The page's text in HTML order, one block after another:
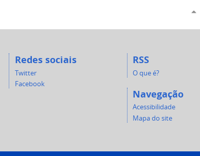
Redes sociais
Twitter
Facebook
RSS
O que é?
Navegação
Acessibilidade
Mapa do site